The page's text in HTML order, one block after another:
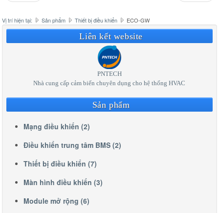
Vị trí hiện tại: Sản phẩm Thiết bị điều khiển ECO-GW
Liên kết website
PNTECH
Nhà cung cấp cảm biến chuyên dụng cho hệ thống HVAC
Sản phẩm
Mạng điều khiển (2)
Điều khiển trung tâm BMS (2)
Thiết bị điều khiển (7)
Màn hình điều khiển (3)
Module mở rộng (6)